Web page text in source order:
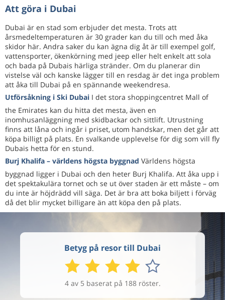
Att göra i Dubai
Dubai är en stad som erbjuder det mesta. Trots att
årsmedeltemperaturen är 30 grader kan du till och med åka
skidor här. Andra saker du kan ägna dig åt är till exempel golf,
vattensporter, ökenkörning med jeep eller helt enkelt att sola
och bada på Dubais härliga stränder. Om du planerar din
vistelse väl och kanske lägger till en resdag är det inga problem
att åka till Dubai på en spännande weekendresa.
Utförsåkning i Ski Dubai I det stora shoppingcentret Mall of
the Emirates kan du hitta det mesta, även en
inomhusanläggning med skidbackar och sittlift. Utrustning
finns att låna och ingår i priset, utom handskar, men det går att
köpa billigt på plats. En svalkande upplevelse för dig som vill fly
Dubais hetta för en stund.
Burj Khalifa – världens högsta byggnad Världens högsta
byggnad ligger i Dubai och den heter Burj Khalifa. Att åka upp i
det spektakulära tornet och se ut över staden är ett måste – om
du inte är höjdrädd vill säga. Det är bra att boka biljett i förväg
då det blir mycket billigare än att köpa den på plats.
Betyg på resor till Dubai
4 av 5 baserat på 188 röster.